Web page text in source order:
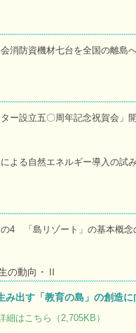
消防資機材七台を全国の離島
ター設立五〇周年記念祝賀会」
よる自然エネルギー導入の試
4 「島リゾート」の基本概念
の動向・Ⅱ
み出す「教育の島」の創造に
細はこちら（2,705KB）